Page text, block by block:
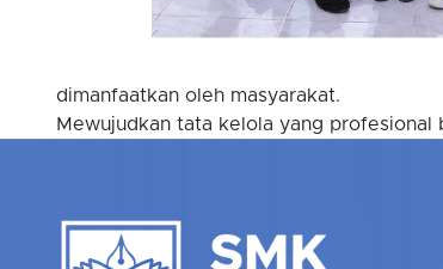
dimanfaatkan oleh masyarakat.
Mewujudkan tata kelola yang profesional